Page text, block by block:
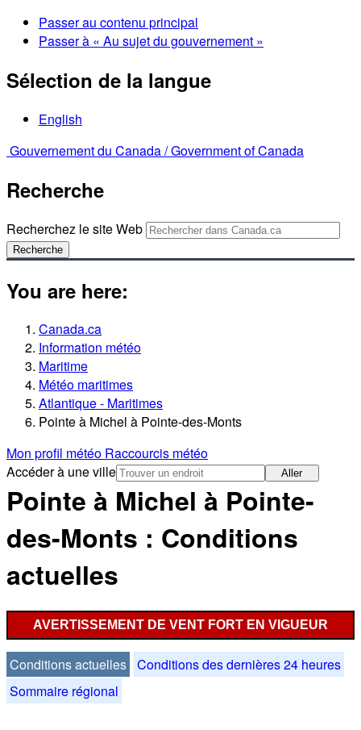
Passer au contenu principal
Passer à « Au sujet du gouvernement »
Sélection de la langue
English
Gouvernement du Canada /Government of Canada
Recherche
Recherchez le site Web
Recherche
You are here:
Canada.ca
Information météo
Maritime
Météo maritimes
Atlantique - Maritimes
Pointe à Michel à Pointe-des-Monts
Mon profil météo Raccourcis météo
Accéder à une ville
Aller
Pointe à Michel à Pointe-
des-Monts : Conditions
actuelles
AVERTISSEMENT DE VENT FORT EN VIGUEUR
Conditions actuelles Conditions des dernières 24 heures
Sommaire régional